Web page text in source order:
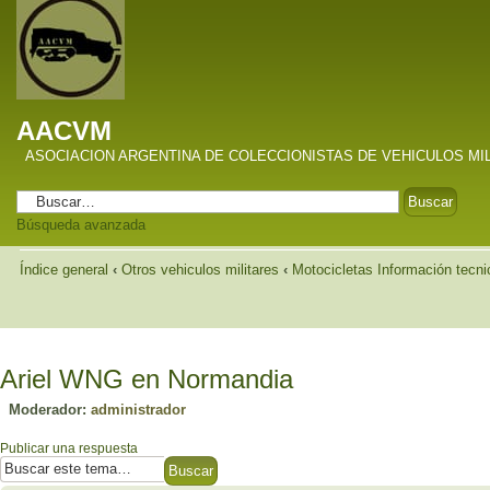
AACVM
ASOCIACION ARGENTINA DE COLECCIONISTAS DE VEHICULOS
Búsqueda avanzada
Índice general ‹ Otros vehiculos militares ‹ Motocicletas Información
Ariel WNG en Normandia
Moderador: administrador
Publicar una respuesta